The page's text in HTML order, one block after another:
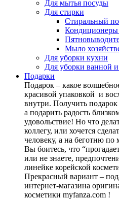
Для мытья посуды
Для стирки
Стиральный
Кондиционеры
Мыло
Для уборки кухни
Для уборки ванной и
Подарки
Подарок – какое
красивой упаковкой и
внутри. Получить
а подарить радость
удовольствие! Но что
коллегу, или хочется
человеку, а на беготню
Вы боитесь, что
или не знаете,
линейке корейской
Прекрасный вариант –
интернет-магазина
косметики myfanza.com !